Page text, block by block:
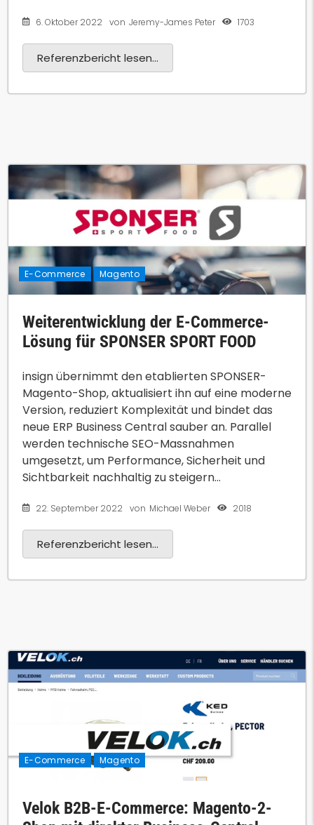
6. Oktober 2022 von Jeremy-James Peter 1703
Referenzbericht lesen...
E-Commerce Magento
Weiterentwicklung der E-Commerce-
Lösung für SPONSER SPORT FOOD
22. September 2022 von Michael Weber 2018
insign übernimmt den etablierten SPONSER-
Magento-Shop, aktualisiert ihn auf eine moderne
Version, reduziert Komplexität und bindet das
neue ERP Business Central sauber an. Parallel
werden technische SEO-Massnahmen
umgesetzt, um Performance, Sicherheit und
Sichtbarkeit nachhaltig zu steigern...
Referenzbericht lesen...
E-Commerce Magento
Velok B2B-E-Commerce: Magento-2-